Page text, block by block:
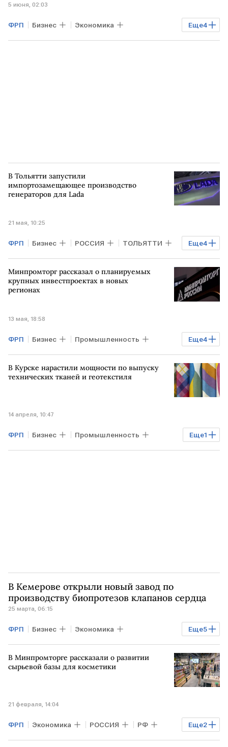
Фонд развития промышленности
5 июня, 02:03
Еще4
ФРП Бизнес Экономика
Промышленность МОРДОВИЯ
В Тольятти запустили
импортозамещающее производство
генераторов для Lada
21 мая, 10:25
Еще4
ФРП Бизнес РОССИЯ ТОЛЬЯТТИ
Самарская область
Фонд развития промышленности
Минпромторг рассказал о планируемых
крупных инвестпроектах в новых
регионах
13 мая, 18:58
Еще4
ФРП Бизнес Промышленность
ЛНР РФ Запорожская область
Минпромторг
В Курске нарастили мощности по выпуску
технических тканей и геотекстиля
14 апреля, 10:47
Еще1
ФРП Бизнес Промышленность
Фонд развития промышленности
В Кемерове открыли новый завод по
производству биопротезов клапанов сердца
25 марта, 06:15
Еще5
ФРП Бизнес Экономика
Промышленность КЕМЕРОВО
КУЗБАСС ИНДИЯ
В Минпромторге рассказали о развитии
сырьевой базы для косметики
21 февраля, 14:04
Еще2
ФРП Экономика РОССИЯ РФ
Минпромторг